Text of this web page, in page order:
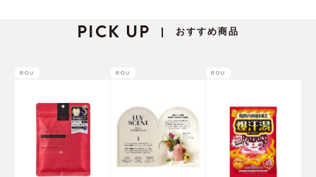
PICK UP | おすすめ商品
ROU ROU ROU